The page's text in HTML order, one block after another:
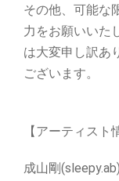
その他、可能な
⼒をお願いいた
は⼤変申し訳あ
ございます。
【アーティスト
成⼭剛(sleepy.ab)